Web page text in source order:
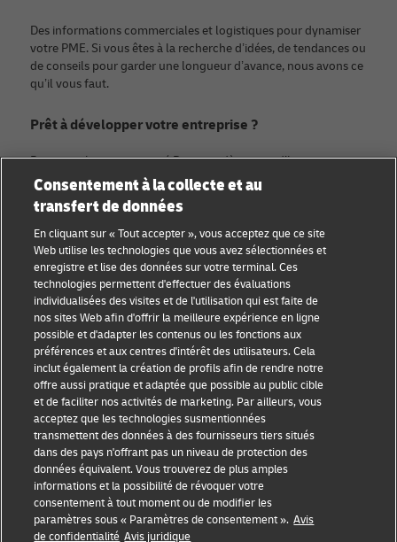
Des informations commerciales et logistiques pour dynamiser
votre PME. Si vous êtes à la recherche d’idées, de tendances ou
de conseils pour garder une longueur d’avance, nous avons ce
qu’il vous faut.
Prêt à développer votre entreprise ?
Rejoignez la communauté Discover dès aujourd’hui.
Catégories
Conseils aux petites
entreprises
Conseil e-commerce
Conseil B2B
Conseil logistique
Actualités et
perspectives
Expédition avec DHL
À propos de DHL
Contact
Centre de presse
Durabilité
Mentions légales
Conditions d’utilisation
Vie privée
Cookie Settings
Suivez-nous
Consentement à la collecte et au
transfert de données
En cliquant sur « Tout accepter », vous acceptez que ce site
Web utilise les technologies que vous avez sélectionnées et
enregistre et lise des données sur votre terminal. Ces
technologies permettent d'effectuer des évaluations
individualisées des visites et de l'utilisation qui est faite de
nos sites Web afin d'offrir la meilleure expérience en ligne
possible et d'adapter les contenus ou les fonctions aux
préférences et aux centres d'intérêt des utilisateurs. Cela
inclut également la création de profils afin de rendre notre
offre aussi pratique et adaptée que possible au public cible
et de faciliter nos activités de marketing. Par ailleurs, vous
acceptez que les technologies susmentionnées
transmettent des données à des fournisseurs tiers situés
dans des pays n'offrant pas un niveau de protection des
données équivalent. Vous trouverez de plus amples
informations et la possibilité de révoquer votre
consentement à tout moment ou de modifier les
paramètres sous « Paramètres de consentement ». Avis
de confidentialité Avis juridique